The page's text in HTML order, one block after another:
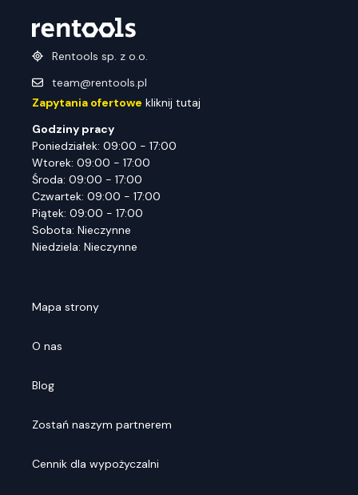
Rentools sp. z o.o.
team@rentools.pl
Zapytania ofertowe kliknij tutaj
Godziny pracy
Poniedziałek: 09:00 - 17:00
Wtorek: 09:00 - 17:00
Środa: 09:00 - 17:00
Czwartek: 09:00 - 17:00
Piątek: 09:00 - 17:00
Sobota: Nieczynne
Niedziela: Nieczynne
Mapa strony
O nas
Blog
Zostań naszym partnerem
Cennik dla wypożyczalni